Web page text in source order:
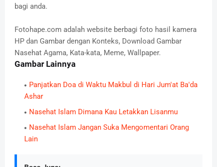
bagi anda.
Fotohape.com adalah website berbagi foto hasil kamera
HP dan Gambar dengan Konteks, Download Gambar
Nasehat Agama, Kata-kata, Meme, Wallpaper.
Gambar Lainnya
Panjatkan Doa di Waktu Makbul di Hari Jum'at Ba'da
Ashar
Nasehat Islam Dimana Kau Letakkan Lisanmu
Nasehat Islam Jangan Suka Mengomentari Orang
Lain